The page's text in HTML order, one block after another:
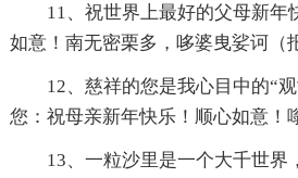
11、祝世界上最好的父母新年
如意！南无密栗多，哆婆曳娑诃（
12、慈祥的您是我心目中的“
您：祝母亲新年快乐！顺心如意！
13、一粒沙里是一个大千世界